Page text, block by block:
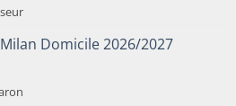
Domicile 2026/2027